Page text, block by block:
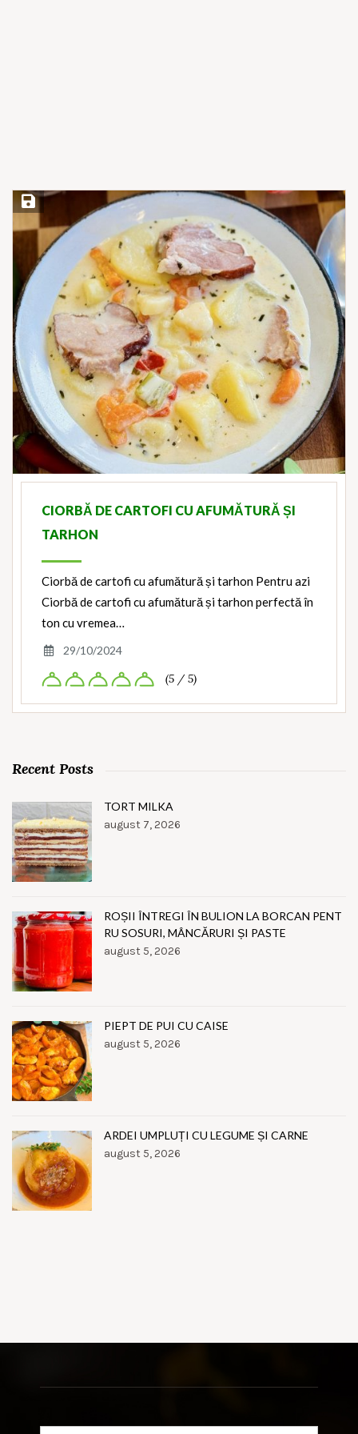
Save Recipe
CIORBĂ DE CARTOFI CU AFUMĂTURĂ ȘI
TARHON
Ciorbă de cartofi cu afumătură și tarhon Pentru azi
Ciorbă de cartofi cu afumătură și tarhon perfectă în
ton cu vremea…
29/10/2024
(5 / 5)
Recent Posts
TORT MILKA
august 7, 2026
ROȘII ÎNTREGI ÎN BULION LA BORCAN PENT
RU SOSURI, MÂNCĂRURI ȘI PASTE
august 5, 2026
PIEPT DE PUI CU CAISE
august 5, 2026
ARDEI UMPLUȚI CU LEGUME ȘI CARNE
august 5, 2026
Search